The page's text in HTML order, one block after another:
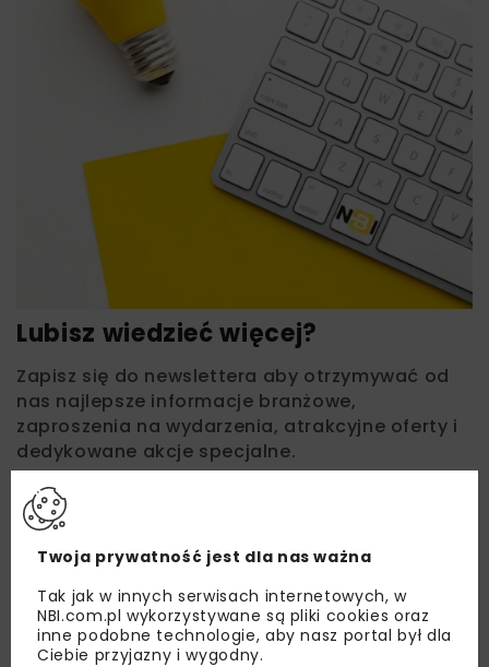
Lubisz wiedzieć więcej?
Zapisz się do newslettera aby otrzymywać od
nas najlepsze informacje branżowe,
zaproszenia na wydarzenia, atrakcyjne oferty i
dedykowane akcje specjalne.
Zapoznałam/em się zPolityką Prywatności
Regulaminem oraz wyrażam zgodę na otrzymywanie na
podany przeze mnie adres e-mail korespondencji
handlowej w postaci newslettera.
Twoja prywatność jest dla nas ważna
Tak jak w innych serwisach internetowych, w
NBI.com.pl wykorzystywane są pliki cookies oraz
inne podobne technologie, aby nasz portal był dla
Ciebie przyjazny i wygodny.